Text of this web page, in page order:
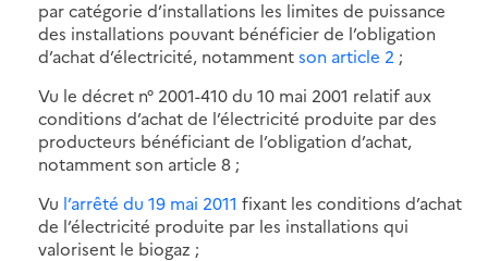
par catégorie d’installations les limites de puissance
des installations pouvant bénéficier de l’obligation
d’achat d’électricité, notammentson article 2 ;
Vu le décret n° 2001-410 du 10 mai 2001 relatif aux
conditions d’achat de l’électricité produite par des
producteurs bénéficiant de l’obligation d’achat,
notamment son article 8 ;
Vu l’arrêté du 19 mai 2011 fixant les conditions d’achat
de l’électricité produite par les installations qui
valorisent le biogaz ;